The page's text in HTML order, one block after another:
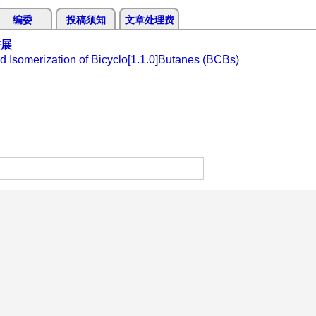
编委 投稿须知 文章处理费
Isomerization of Bicyclo[1.1.0]Butanes (BCBs)